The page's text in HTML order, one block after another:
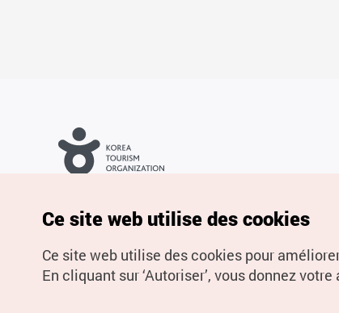
Pour les rapports d'erreurs et demandes de renseignements,
adressez vos demandes à
Ce site web utilise des cookies
Ce site web utilise des cookies pour
En cliquant sur ‘Autoriser’, vous donnez